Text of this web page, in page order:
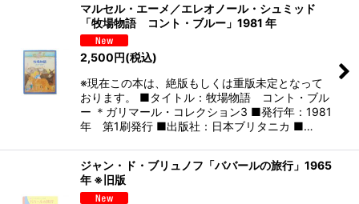
マルセル・エーメ／エレオノール・シュミッド
「牧場物語 コント・ブルー」1981 年
2,500円(税込)
※現在この本は、絶版もしくは重版未定となって
おります。 ■タイトル：牧場物語 コント・ブル
ー ＊ガリマール・コレクション3 ■発行年：1981
年 第1刷発行 ■出版社：日本ブリタニカ ■…
ジャン・ド・ブリュノフ「ババールの旅行」1965
年 ※旧版